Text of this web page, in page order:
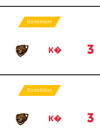
Волейбол
К� 3
Волейбол
К� 3